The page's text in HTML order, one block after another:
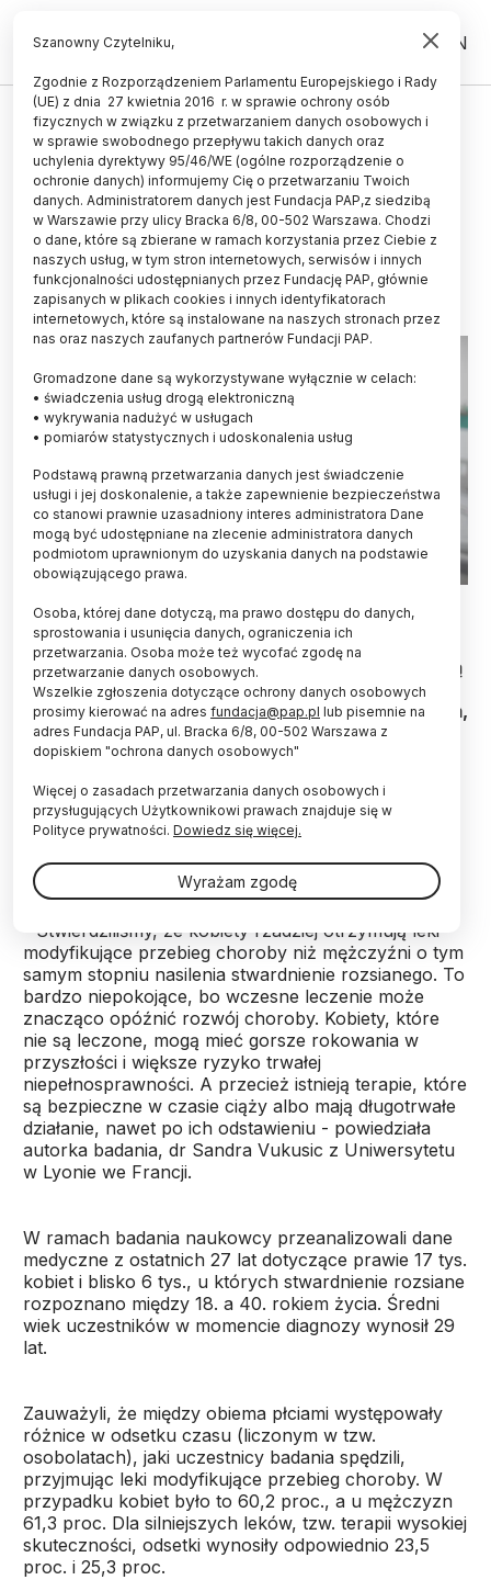
PL EN
ŚWIAT
Kobiety ze stwardnieniem
rozsianym rzadziej niż mężczyźni
otrzymują leczenie
02.08.2025
aktualizacja: 02.08.2025
2 minuty czytania
Choć kobiety zapadają na stwardnienie rozsiane
(SM) częściej niż mężczyźni, to rzadziej otrzymują
leki, które mogą spowolnić rozwój choroby.
Dotyczy to zwłaszcza osób w okresie rozrodczym,
czyli w wieku od 18 do 40 lat - wynika z dużego
badania opublikowanego w czasopiśmie
Co istotne, dzieje się tak mimo tego, że leki te są
bezpieczne dla kobiet w ciąży.
- Stwierdziliśmy, że kobiety rzadziej otrzymują leki
modyfikujące przebieg choroby niż mężczyźni o tym
samym stopniu nasilenia stwardnienie rozsianego. To
bardzo niepokojące, bo wczesne leczenie może
znacząco opóźnić rozwój choroby. Kobiety, które
nie są leczone, mogą mieć gorsze rokowania w
przyszłości i większe ryzyko trwałej
niepełnosprawności. A przecież istnieją terapie, które
są bezpieczne w czasie ciąży albo mają długotrwałe
działanie, nawet po ich odstawieniu - powiedziała
autorka badania, dr Sandra Vukusic z Uniwersytetu
w Lyonie we Francji.
W ramach badania naukowcy przeanalizowali dane
medyczne z ostatnich 27 lat dotyczące prawie 17 tys.
kobiet i blisko 6 tys., u których stwardnienie rozsiane
rozpoznano między 18. a 40. rokiem życia. Średni
wiek uczestników w momencie diagnozy wynosił 29
lat.
Zauważyli, że między obiema płciami występowały
różnice w odsetku czasu (liczonym w tzw.
osobolatach), jaki uczestnicy badania spędzili,
przyjmując leki modyfikujące przebieg choroby. W
przypadku kobiet było to 60,2 proc., a u mężczyzn
61,3 proc. Dla silniejszych leków, tzw. terapii wysokiej
skuteczności, odsetki wynosiły odpowiednio 23,5
proc. i 25,3 proc.
Szanowny Czytelniku,
Zgodnie z Rozporządzeniem Parlamentu Europejskiego i Rady
(UE) z dnia 27 kwietnia 2016 r. w sprawie ochrony osób
fizycznych w związku z przetwarzaniem danych osobowych i
w sprawie swobodnego przepływu takich danych oraz
uchylenia dyrektywy 95/46/WE (ogólne rozporządzenie o
ochronie danych) informujemy Cię o przetwarzaniu Twoich
danych. Administratorem danych jest Fundacja PAP,z siedzibą
w Warszawie przy ulicy Bracka 6/8, 00-502 Warszawa. Chodzi
o dane, które są zbierane w ramach korzystania przez Ciebie z
naszych usług, w tym stron internetowych, serwisów i innych
funkcjonalności udostępnianych przez Fundację PAP, głównie
zapisanych w plikach cookies i innych identyfikatorach
internetowych, które są instalowane na naszych stronach przez
nas oraz naszych zaufanych partnerów Fundacji PAP.
Gromadzone dane są wykorzystywane wyłącznie w celach:
• świadczenia usług drogą elektroniczną
• wykrywania nadużyć w usługach
• pomiarów statystycznych i udoskonalenia usług
Podstawą prawną przetwarzania danych jest świadczenie
usługi i jej doskonalenie, a także zapewnienie bezpieczeństwa
co stanowi prawnie uzasadniony interes administratora Dane
mogą być udostępniane na zlecenie administratora danych
podmiotom uprawnionym do uzyskania danych na podstawie
obowiązującego prawa.
Osoba, której dane dotyczą, ma prawo dostępu do danych,
sprostowania i usunięcia danych, ograniczenia ich
przetwarzania. Osoba może też wycofać zgodę na
przetwarzanie danych osobowych.
Wszelkie zgłoszenia dotyczące ochrony danych osobowych
prosimy kierować na adres fundacja@pap.pl lub pisemnie na
adres Fundacja PAP, ul. Bracka 6/8, 00-502 Warszawa z
dopiskiem "ochrona danych osobowych"
Więcej o zasadach przetwarzania danych osobowych i
przysługujących Użytkownikowi prawach znajduje się w
Polityce prywatności. Dowiedz się więcej.
Wyrażam zgodę